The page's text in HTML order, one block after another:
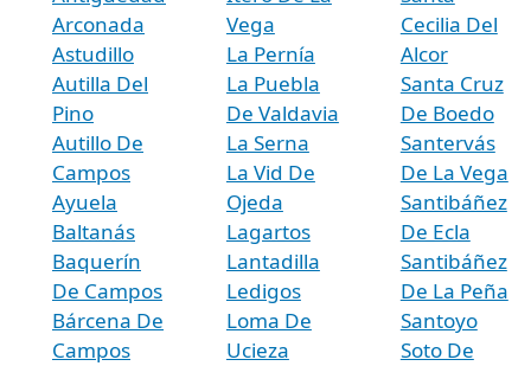
Arconada
Astudillo
Autilla Del
Pino
Autillo De
Campos
Ayuela
Baltanás
Baquerín
De Campos
Bárcena De
Campos
Vega
La Pernía
La Puebla
De Valdavia
La Serna
La Vid De
Ojeda
Lagartos
Lantadilla
Ledigos
Loma De
Ucieza
Cecilia Del
Alcor
Santa Cruz
De Boedo
Santervás
De La Vega
Santibáñez
De Ecla
Santibáñez
De La Peña
Santoyo
Soto De